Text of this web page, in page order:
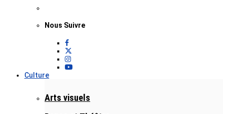
Nous Suivre
Culture
Arts visuels